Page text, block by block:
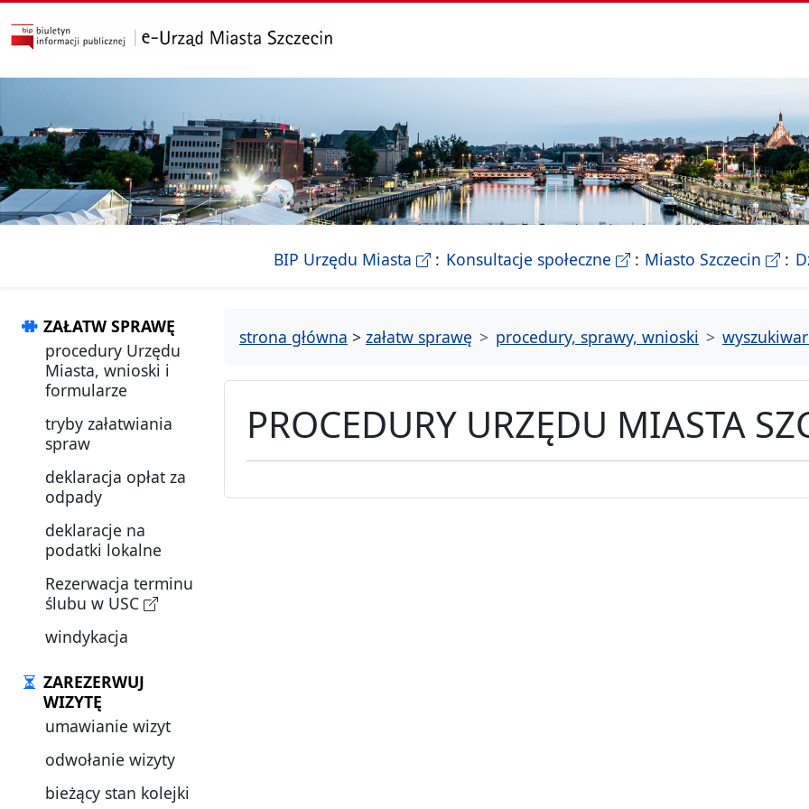
przejdź do głównego menu
BIP Urzędu Miasta - Biletyn Informacji Publicznej Urzedu Miasta
Konsultacje społeczne- strona konsultacji Miasta
Miasto Szczecin -
ZAŁATW SPRAWĘ
procedury Urzędu
Miasta, wnioski i
formularze
tryby załatwiania
spraw
deklaracja opłat za
odpady
deklaracje na
podatki lokalne
Rezerwacja terminu
ślubu w USC
windykacja
ZAREZERWUJ
WIZYTĘ
umawianie wizyt
odwołanie wizyty
bieżący stan kolejki
strona główna > załatw sprawę procedury, sprawy, wnioski
PROCEDURY URZĘDU MIASTA